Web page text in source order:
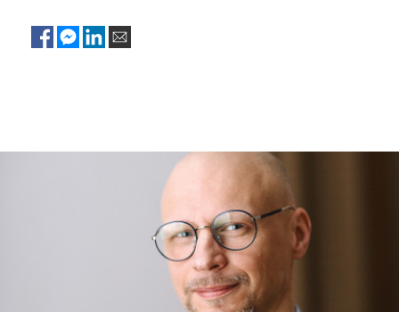
PRIVATUMO POLITIKA
PRENUMERUOK
NAUJIENLAIŠKĮ